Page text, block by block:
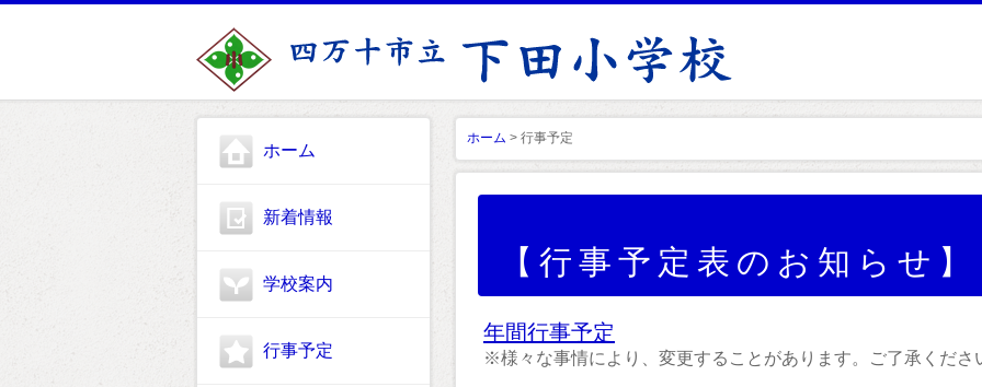
ホーム
新着情報
学校案内
行事予定
ホーム > 行事予定
【行事予定表のお知らせ】
年間行事予定
※様々な事情により、変更することがあります。ご了承くださ